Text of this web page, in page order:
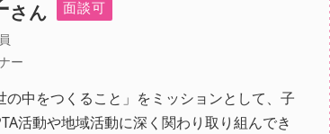
さん 面談可
ー
の中をつくること」をミッションとして、子
活動や地域活動に深く関わり取り組んでき